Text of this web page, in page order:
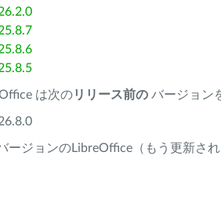
は次のリリース前の バージョン
ージョンのLibreOffice（もう更新され